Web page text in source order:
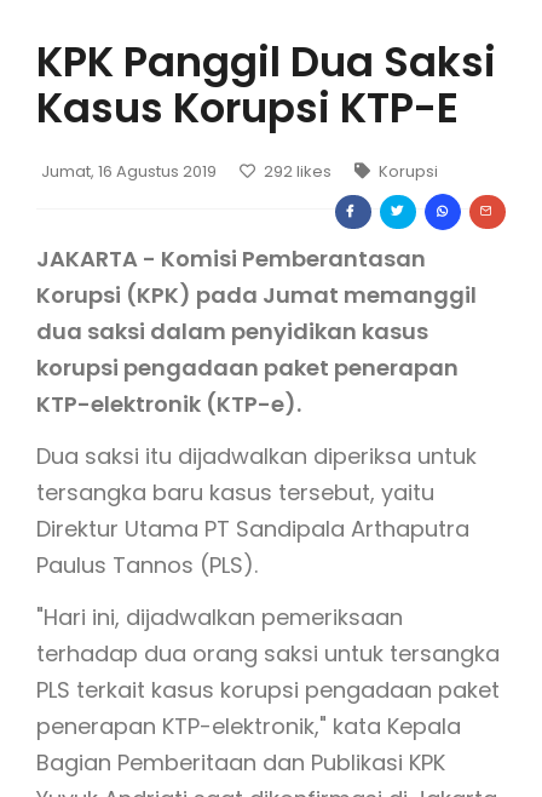
KPK Panggil Dua Saksi
Kasus Korupsi KTP-E
Jumat, 16 Agustus 2019 292likes Korupsi
JAKARTA - Komisi Pemberantasan
Korupsi (KPK) pada Jumat memanggil
dua saksi dalam penyidikan kasus
korupsi pengadaan paket penerapan
KTP-elektronik (KTP-e).
Dua saksi itu dijadwalkan diperiksa untuk
tersangka baru kasus tersebut, yaitu
Direktur Utama PT Sandipala Arthaputra
Paulus Tannos (PLS).
"Hari ini, dijadwalkan pemeriksaan
terhadap dua orang saksi untuk tersangka
PLS terkait kasus korupsi pengadaan paket
penerapan KTP-elektronik," kata Kepala
Bagian Pemberitaan dan Publikasi KPK